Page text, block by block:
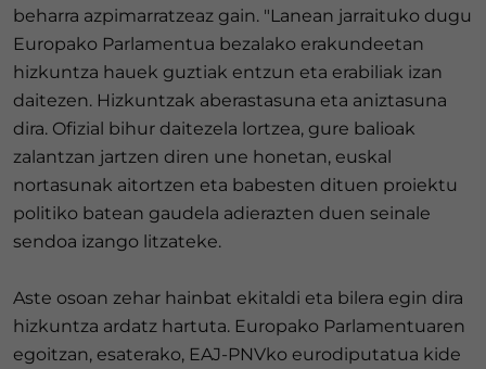
beharra azpimarratzeaz gain. "Lanean jarraituko dugu
Europako Parlamentua bezalako erakundeetan
hizkuntza hauek guztiak entzun eta erabiliak izan
daitezen. Hizkuntzak aberastasuna eta aniztasuna
dira. Ofizial bihur daitezela lortzea, gure balioak
zalantzan jartzen diren une honetan, euskal
nortasunak aitortzen eta babesten dituen proiektu
politiko batean gaudela adierazten duen seinale
sendoa izango litzateke.
Aste osoan zehar hainbat ekitaldi eta bilera egin dira
hizkuntza ardatz hartuta. Europako Parlamentuaren
egoitzan, esaterako, EAJ-PNVko eurodiputatua kide